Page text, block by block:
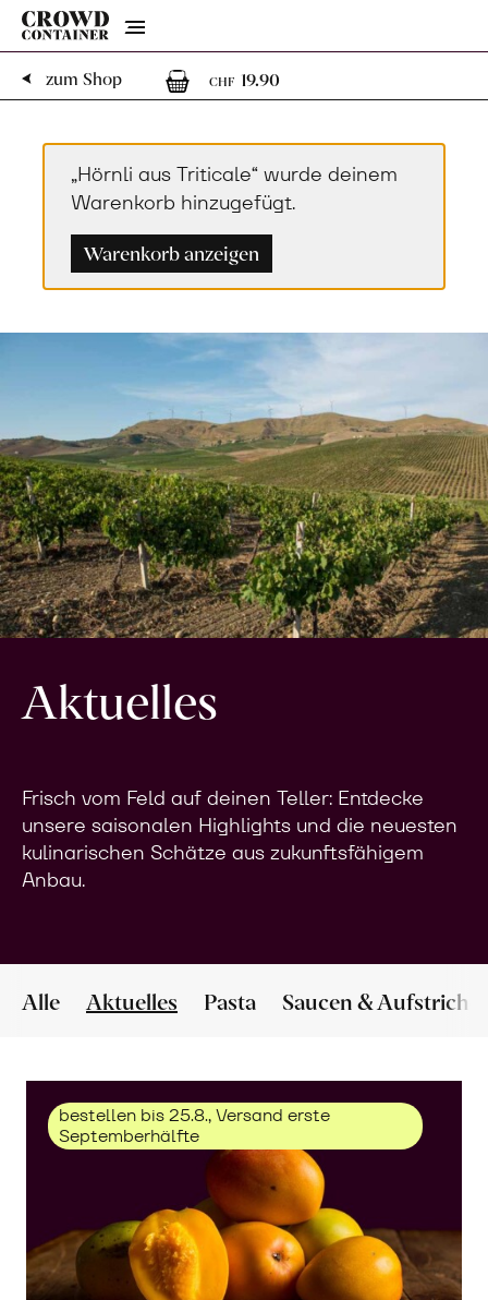
Menu
zum Shop
CHF 19.90
„Hörnli aus Triticale“ wurde deinem
Warenkorb hinzugefügt.
Warenkorb anzeigen
Aktuelles
Frisch vom Feld auf deinen Teller: Entdecke
unsere saisonalen Highlights und die neuesten
kulinarischen Schätze aus zukunftsfähigem
Anbau.
Alle Aktuelles Pasta Saucen & Aufstriche
bestellen bis 25.8., Versand erste
Septemberhälfte